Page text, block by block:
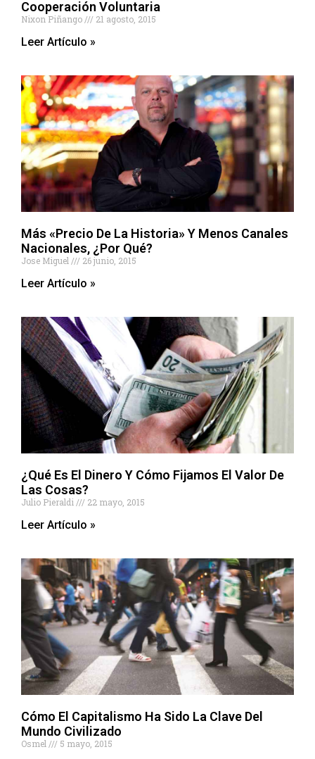
Cooperación Voluntaria
Nixon Piñango 21 agosto, 2015
Leer Artículo »
Más «Precio De La Historia» Y Menos Canales
Nacionales, ¿Por Qué?
Jose Miguel 26 junio, 2015
Leer Artículo »
¿Qué Es El Dinero Y Cómo Fijamos El Valor De
Las Cosas?
Julio Pieraldi 22 mayo, 2015
Leer Artículo »
Cómo El Capitalismo Ha Sido La Clave Del
Mundo Civilizado
Osmel 5 mayo, 2015